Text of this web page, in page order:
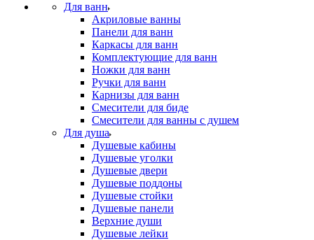
Для ванн
Акриловые ванны
Панели для ванн
Каркасы для ванн
Комплектующие для ванн
Ножки для ванн
Ручки для ванн
Карнизы для ванн
Смесители для биде
Смесители для ванны с душем
Для душа
Душевые кабины
Душевые уголки
Душевые двери
Душевые поддоны
Душевые стойки
Душевые панели
Верхние души
Душевые лейки